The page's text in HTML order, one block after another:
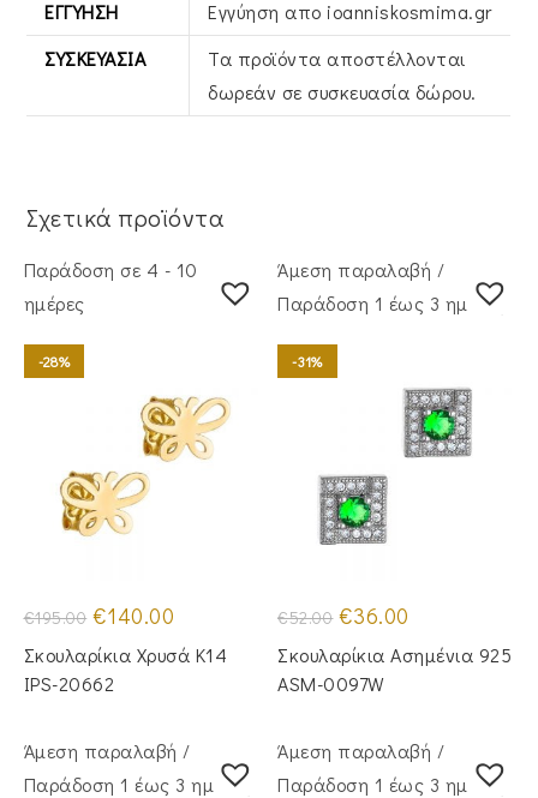
ΕΓΓΎΗΣΗ
Εγγύηση απο ioanniskosmima.gr
ΣΥΣΚΕΥΑΣΊΑ
Τα προϊόντα αποστέλλονται
δωρεάν σε συσκευασία δώρου.
Σχετικά προϊόντα
Παράδοση σε 4 - 10
ημέρες
-28%
€195.00 Original
price
was:
€195.00.
€140.00
τιμή
είναι:
Σκουλαρίκια Χρυσά Κ14
IPS-20662
Άμεση παραλαβή /
Παράδoση 1 έως 3 ημέρες
-31%
€52.00 Original
price
was:
€52.00.
€36.00
τιμή
είναι:
Σκουλαρίκια Ασημένια 925
ASM-0097W
Άμεση παραλαβή /
Παράδoση 1 έως 3 ημέρες
Άμεση παραλαβή /
Παράδoση 1 έως 3 ημέρες